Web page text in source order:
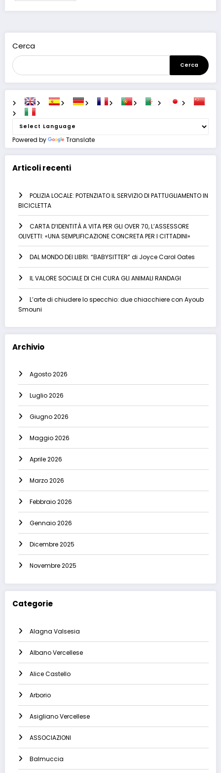
Cerca
Cerca
Powered by Translate
Articoli recenti
POLIZIA LOCALE: POTENZIATO IL SERVIZIO DI PATTUGLIAMENTO IN
BICICLETTA
CARTA D’IDENTITÀ A VITA PER GLI OVER 70, L’ASSESSORE
OLIVETTI: «UNA SEMPLIFICAZIONE CONCRETA PER I CITTADINI»
DAL MONDO DEI LIBRI. “BABYSITTER” di Joyce Carol Oates
IL VALORE SOCIALE DI CHI CURA GLI ANIMALI RANDAGI
L’arte di chiudere lo specchio: due chiacchiere con Ayoub
Smouni
Archivio
Agosto 2026
Luglio 2026
Giugno 2026
Maggio 2026
Aprile 2026
Marzo 2026
Febbraio 2026
Gennaio 2026
Dicembre 2025
Novembre 2025
Categorie
Alagna Valsesia
Albano Vercellese
Alice Castello
Arborio
Asigliano Vercellese
ASSOCIAZIONI
Balmuccia